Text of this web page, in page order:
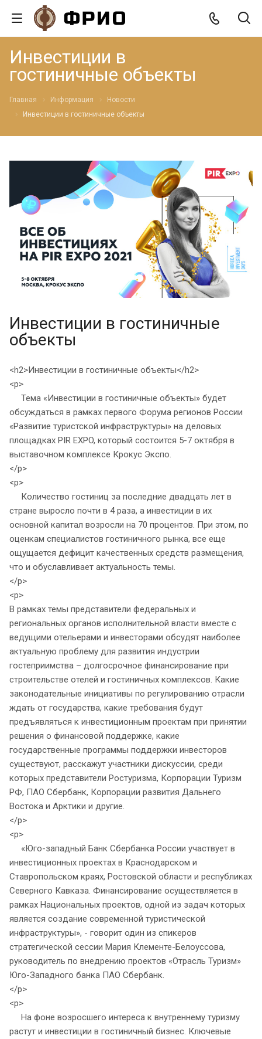
Инвестиции в
гостиничные объекты
Главная Информация
Новости
Инвестиции в гостиничные объекты
Инвестиции в гостиничные
объекты
<h2>Инвестиции в гостиничные объекты</h2>
<p>
Тема «Инвестиции в гостиничные объекты» будет
обсуждаться в рамках первого Форума регионов России
«Развитие туристской инфраструктуры» на деловых
площадках PIR EXPO, который состоится 5-7 октября в
выставочном комплексе Крокус Экспо.
</p>
<p>
Количество гостиниц за последние двадцать лет в
стране выросло почти в 4 раза, а инвестиции в их
основной капитал возросли на 70 процентов. При этом, по
оценкам специалистов гостиничного рынка, все еще
ощущается дефицит качественных средств размещения,
что и обуславливает актуальность темы.
</p>
<p>
В рамках темы представители федеральных и
региональных органов исполнительной власти вместе с
ведущими отельерами и инвесторами обсудят наиболее
актуальную проблему для развития индустрии
гостеприимства – долгосрочное финансирование при
строительстве отелей и гостиничных комплексов. Какие
законодательные инициативы по регулированию отрасли
ждать от государства, какие требования будут
предъявляться к инвестиционным проектам при принятии
решения о финансовой поддержке, какие
государственные программы поддержки инвесторов
существуют, расскажут участники дискуссии, среди
которых представители Ростуризма, Корпорации Туризм
РФ, ПАО Сбербанк, Корпорации развития Дальнего
Востока и Арктики и другие.
</p>
<p>
«Юго-западный Банк Сбербанка России участвует в
инвестиционных проектах в Краснодарском и
Ставропольском краях, Ростовской области и республиках
Северного Кавказа. Финансирование осуществляется в
рамках Национальных проектов, одной из задач которых
является создание современной туристической
инфраструктуры», - говорит один из спикеров
стратегической сессии Мария Клементе-Белоуссова,
руководитель по внедрению проектов «Отрасль Туризм»
Юго-Западного банка ПАО Сбербанк.
</p>
<p>
На фоне возросшего интереса к внутреннему туризму
растут и инвестиции в гостиничный бизнес. Ключевые